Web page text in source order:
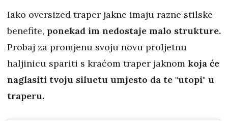
Iako oversized traper jakne imaju razne stilske
benefite, ponekad im nedostaje malo strukture.
Probaj za promjenu svoju novu proljetnu
haljinicu spariti s kraćom traper jaknom koja će
naglasiti tvoju siluetu umjesto da te "utopi" u
traperu.